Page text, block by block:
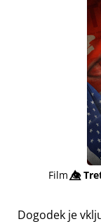
Film👁️⃤
Dogodek je